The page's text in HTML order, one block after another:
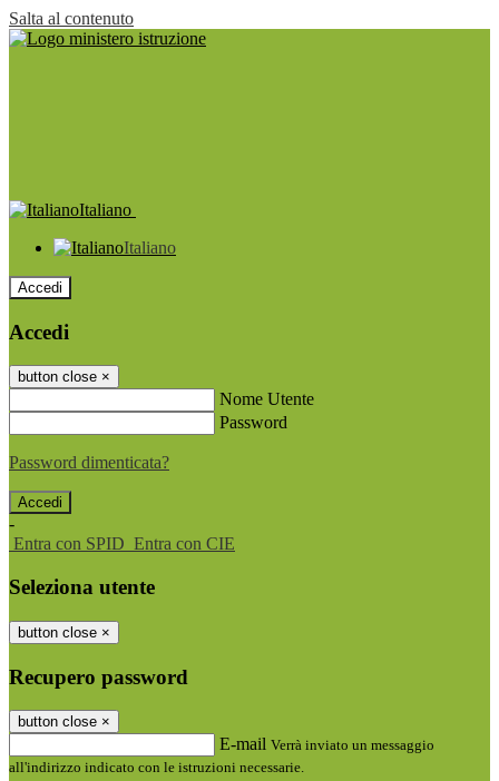
Salta al contenuto
Italiano
Italiano
Accedi
Accedi
button close ×
Nome Utente
Password
Password dimenticata?
-
Entra con SPID Entra con CIE
Seleziona utente
button close ×
Recupero password
button close ×
E-mail Verrà inviato un messaggio
all'indirizzo indicato con le istruzioni necessarie.